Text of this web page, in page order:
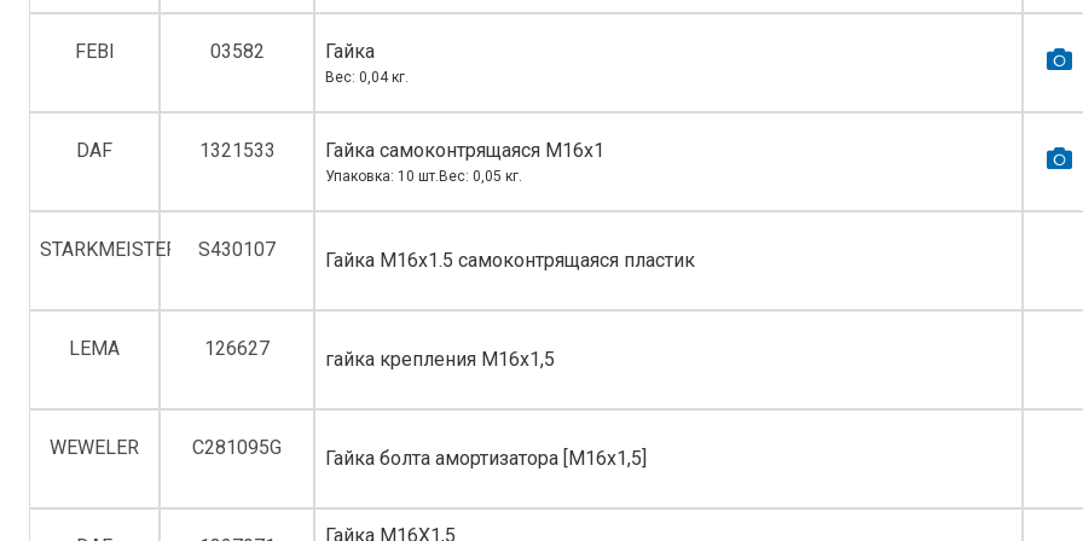
FEBI 03582 Гайка
Вес: 0,04 кг.
DAF 1321533 Гайка самоконтрящаяся M16х1
Упаковка: 10 шт.Вес: 0,05 кг.
STARKMEISTER S430107 Гайка M16x1.5 самоконтрящаяся пластик
LEMA 126627 гайка крепления М16х1,5
WEWELER C281095G Гайка болта амортизатора [M16x1,5]
Гайка M16X1,5